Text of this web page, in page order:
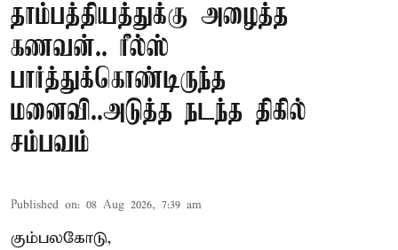
தாம்பத்தியத்துக்கு அழைத்த
கணவன்.. ரீல்ஸ்
பார்த்துக்கொண்டிருந்த
மனைவி..அடுத்த நடந்த திகில்
சம்பவம்
Published on: 08 Aug 2026, 7:39 am
கும்பலகோடு,